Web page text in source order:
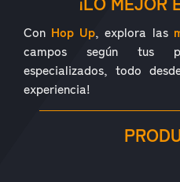
Con Hop Up, explora las
campos según tus
especializados, todo
experiencia!